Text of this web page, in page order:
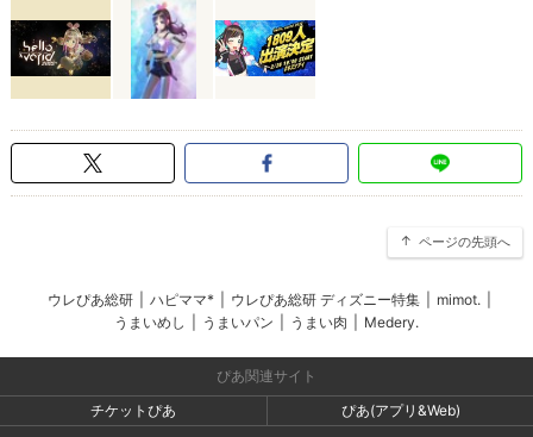
ページの先頭へ
ウレぴあ総研 ハピママ* ウレぴあ総研 ディズニー特集 mimot.
うまいめし
うまいパン うまい肉 Medery.
ぴあ関連サイト
チケットぴあ
ぴあ(アプリ&Web)